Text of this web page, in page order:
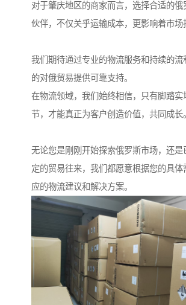
对于肇庆地区的商家而言，选择合适的俄
伙伴，不仅关乎运输成本，更影响着市场
我们期待通过专业的物流服务和持续的流
的对俄贸易提供可靠支持。
在物流领域，我们始终相信，只有脚踏实
节，才能真正为客户创造价值，共同成长。
无论您是刚刚开始探索俄罗斯市场，还是
定的贸易往来，我们都愿意根据您的具体
应的物流建议和解决方案。